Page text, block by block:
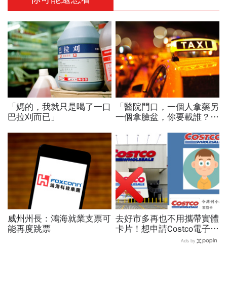
「媽的，我就只是喝了一口
巴拉刈而已」
「醫院門口，一個人拿藥另
一個拿臉盆，你要載誰？」
13年的MBA課
威州州長：鴻海就業支票可
能再度跳票
去好市多再也不用攜帶實體
卡片！想申請Costco電子會
員卡 圖文懶人包看這裡
Ads by